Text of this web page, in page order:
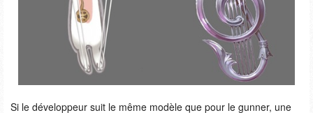
Si le développeur suit le même modèle que pour le gunner, une